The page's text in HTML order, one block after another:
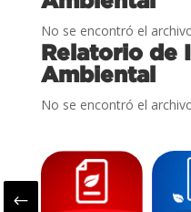
No se encontró el
Relatorio de
Ambiental
No se encontró el
#